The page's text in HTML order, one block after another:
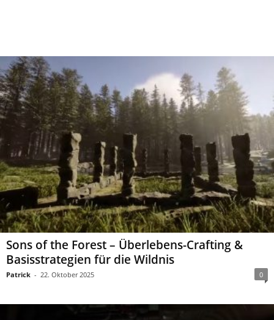
Sons of the Forest – Überlebens-Crafting &
Basisstrategien für die Wildnis
Patrick - 22. Oktober 2025 0